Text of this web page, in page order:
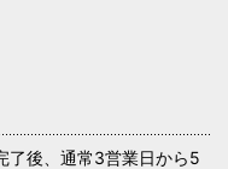
了後、通常3営業日から5